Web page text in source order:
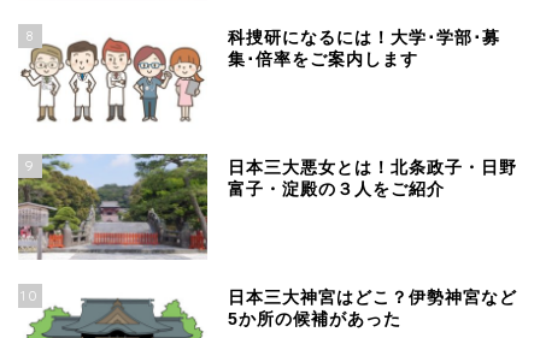
8
科捜研になるには！大学･学部･募
集･倍率をご案内します
9
日本三大悪女とは！北条政子・日野
富子・淀殿の３人をご紹介
10
日本三大神宮はどこ？伊勢神宮など
5か所の候補があった